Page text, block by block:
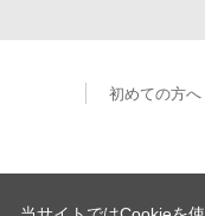
初めての方へ